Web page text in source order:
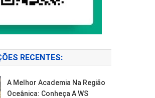
RECENTES:
A Melhor Academia Na Região
Oceânica: Conheça A WS